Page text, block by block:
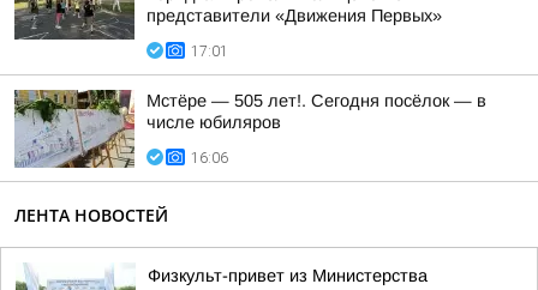
представители «Движения Первых»
17:01
Мстёре — 505 лет!. Сегодня посёлок — в
числе юбиляров
16:06
ЛЕНТА НОВОСТЕЙ
Физкульт-привет из Министерства